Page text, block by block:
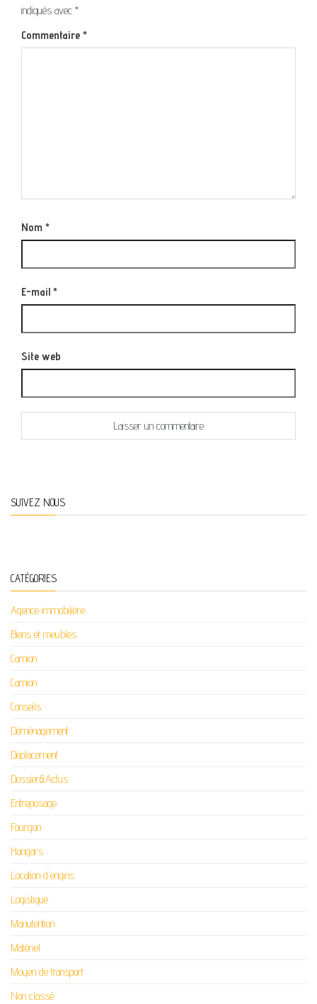
indiqués avec *
Commentaire *
Nom *
E-mail *
Site web
SUIVEZ NOUS
CATÉGORIES
Agence immobilière
Biens et meubles
Camion
Camion
Conseils
Déménagement
Déplacement
Dossier&Actus
Entreposage
Fourgon
Hangars
Location d'engins
Logistique
Manutention
Matériel
Moyen de transport
Non classé